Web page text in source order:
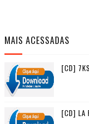
MAIS ACESSADAS
[CD]
[CD] LA